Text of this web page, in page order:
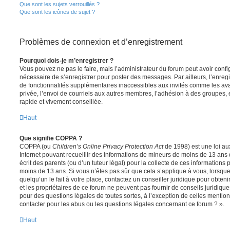
Que sont les sujets verrouillés ?
Que sont les icônes de sujet ?
Problèmes de connexion et d’enregistrement
Pourquoi dois-je m’enregistrer ?
Vous pouvez ne pas le faire, mais l’administrateur du forum peut avoir
nécessaire de s’enregistrer pour poster des messages. Par ailleurs,
de fonctionnalités supplémentaires inaccessibles aux invités comme les
privée, l’envoi de courriels aux autres membres, l’adhésion à des groupes,
rapide et vivement conseillée.
Haut
Que signifie COPPA ?
COPPA (ou Children’s Online Privacy Protection Actde 1998) est une loi
Internet pouvant recueillir des informations de mineurs de moins de 13
écrit des parents (ou d’un tuteur légal) pour la collecte de ces informations
moins de 13 ans. Si vous n’êtes pas sûr que cela s’applique à vous,
quelqu’un le fait à votre place, contactez un conseiller juridique pour
et les propriétaires de ce forum ne peuvent pas fournir de conseils
pour des questions légales de toutes sortes, à l’exception de celles
contacter pour les abus ou les questions légales concernant ce forum ? ».
Haut